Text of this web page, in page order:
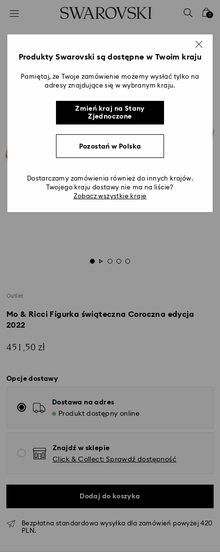
Lista kluczy dostępu
2 - Stopka
0
Outlet
Mo & Ricci Figurka świąteczna Coroczna edycja
2022
451,50 zł
Opcje dostawy
Dostawa na adres
Produkt dostępny online
Znajdź w sklepie
Click & Collect: Sprawdź dostępność
Dodaj do koszyka
Bezpłatna standardowa wysyłka dla zamówień powyżej 420
PLN.
Produkty Swarovski są dostępne w Twoim kraju
Pamiętaj, że Twoje zamówienie możemy wysłać tylko na
adresy znajdujące się w wybranym kraju.
Zmień kraj na Stany
Zjednoczone
Pozostań w Polska
Dostarczamy zamówienia również do innych krajów.
Twojego kraju dostawy nie ma na liście?
Zobacz wszystkie kraje